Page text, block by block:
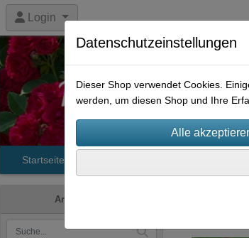
Login
Startseite
Artikelsuche
Datenschutzeinstellungen
Dieser Shop verwendet Cookies.
werden, um diesen Shop und Ihre